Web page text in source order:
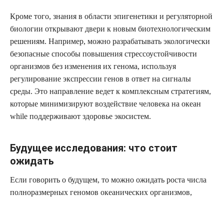
Кроме того, знания в области эпигенетики и регуляторной
биологии открывают двери к новым биотехнологическим
решениям. Например, можно разрабатывать экологически
безопасные способы повышения стрессоустойчивости
организмов без изменения их генома, используя
регулирование экспрессии генов в ответ на сигналы
среды. Это направление ведет к комплексным стратегиям,
которые минимизируют воздействие человека на океан
while поддерживают здоровье экосистем.
Будущее исследования: что стоит
ожидать
Если говорить о будущем, то можно ожидать роста числа
полноразмерных геномов океанических организмов,